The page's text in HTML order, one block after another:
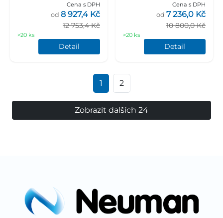
Cena s DPH
12 753,4 Kč
od 8 927,4 Kč
>20 ks
Detail
Cena s DPH
10 800,0 Kč
od 7 236,0 Kč
>20 ks
Detail
1 2
Zobrazit dalších 24